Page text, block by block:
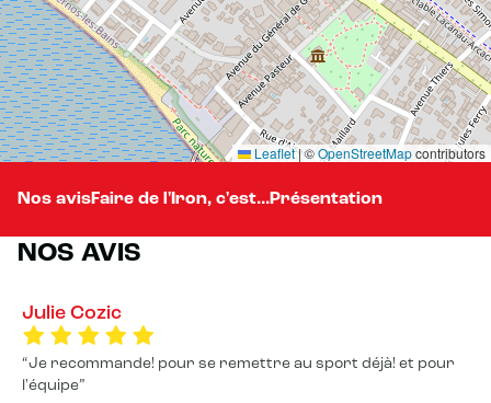
Leaflet|©OpenStreetMapcontributors
Nos avisFaire de l'Iron, c'est...Présentation
NOS AVIS
Julie Cozic
Je recommande! pour se remettre au sport déjà! et pour
l'équipe